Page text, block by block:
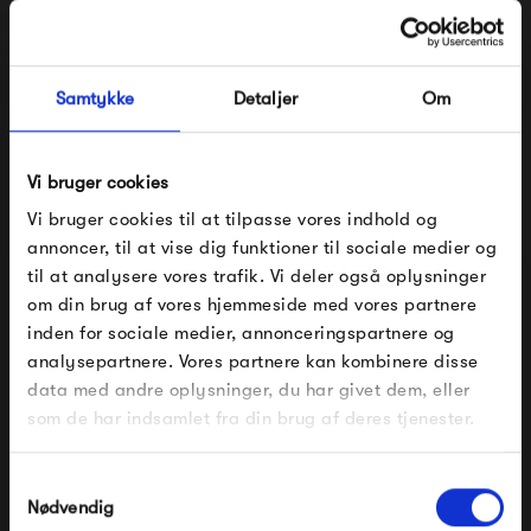
Samtykke Detaljer Om
Vi bruger cookies
Vi bruger cookies til at tilpasse vores indhold og
annoncer, til at vise dig funktioner til sociale medier og
til at analysere vores trafik. Vi deler også oplysninger
om din brug af vores hjemmeside med vores partnere
inden for sociale medier, annonceringspartnere og
analysepartnere. Vores partnere kan kombinere disse
data med andre oplysninger, du har givet dem, eller
som de har indsamlet fra din brug af deres tjenester.
Nødvendig
Giv haven et eksotisk touch med
franske Fermob
FranskeFermob
blev grundlagt i starten af det 20.
største producenter af havemøbler. Succesen skyldes i høj
grad det klassiske design og gode håndværk, der
kendetegner alle produkterne.
Vil du give altanen, terrassen eller haven et eksotisk touch,
kan du med fordel investere i havemøbler fra Fermob.
Fermob 1900 Bench
FÅ 10% PÅ DIN NÆSTE ORDRE
Indtast din e-mail, så sender vi rabatkoden til dig på
mail. Minimumsbeløb er 499 kr. for at indløse
rabatten.
Gælder ikke på produkter fra Fermob, File Under